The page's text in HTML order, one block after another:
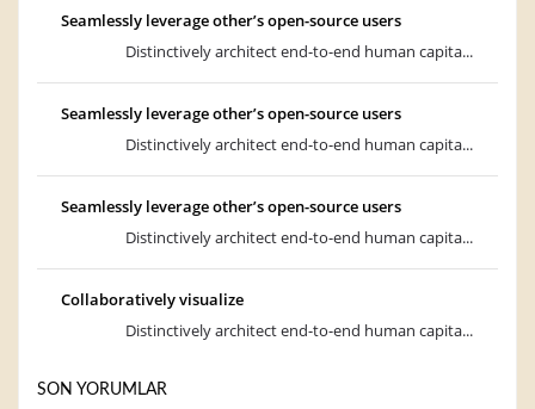
Seamlessly leverage other’s open-source users
Distinctively architect end-to-end human capita...
Seamlessly leverage other’s open-source users
Distinctively architect end-to-end human capita...
Seamlessly leverage other’s open-source users
Distinctively architect end-to-end human capita...
Collaboratively visualize
Distinctively architect end-to-end human capita...
SON YORUMLAR